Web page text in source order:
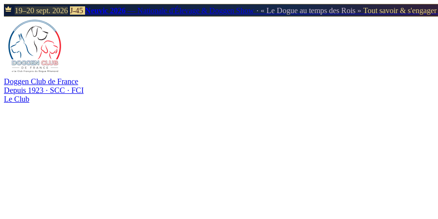
19–20 sept. 2026 J-45 Neuvic 2026 — Nationale d'Élevage & Doggen Show · « Le Dogue au temps des Rois » Tout savoir &
Doggen Club de France
Depuis 1923 · SCC · FCI
Le Club